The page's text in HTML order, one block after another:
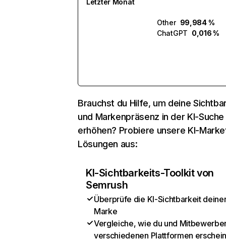
Letzter Monat
Other 99,984 %
ChatGPT 0,016 %
Brauchst du Hilfe, um deine
und Markenpräsenz in der KI-Suche
erhöhen? Probiere unsere KI-
Lösungen aus:
KI-Sichtbarkeits-Toolkit von
Semrush
Überprüfe die KI-Sichtbarkeit
Marke
Vergleiche, wie du und
verschiedenen Plattformen